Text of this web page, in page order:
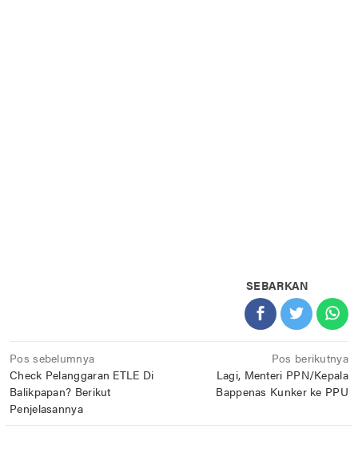
SEBARKAN
Navigasi
pos
Pos sebelumnya
Check Pelanggaran ETLE Di
Balikpapan? Berikut
Penjelasannya
Pos berikutnya
Lagi, Menteri PPN/Kepala
Bappenas Kunker ke PPU